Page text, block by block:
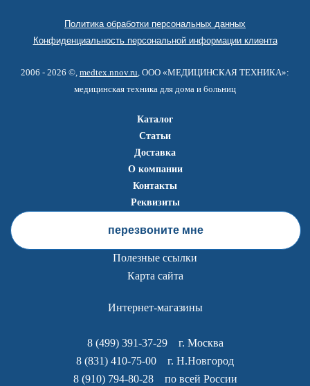
Политика обработки персональных данных
Конфиденциальность персональной информации клиента
2006 - 2026 ©, medtex.nnov.ru , ООО «МЕДИЦИНСКАЯ ТЕХНИКА»:
медицинская техника для дома и больниц
Каталог
Статьи
Доставка
О компании
Контакты
Реквизиты
перезвоните мне
Полезные ссылки
Карта сайта
Интернет-магазины
8 (499) 391-37-29г. Москва
8 (831) 410-75-00 г. Н.Новгород
8 (910) 794-80-28по всей России